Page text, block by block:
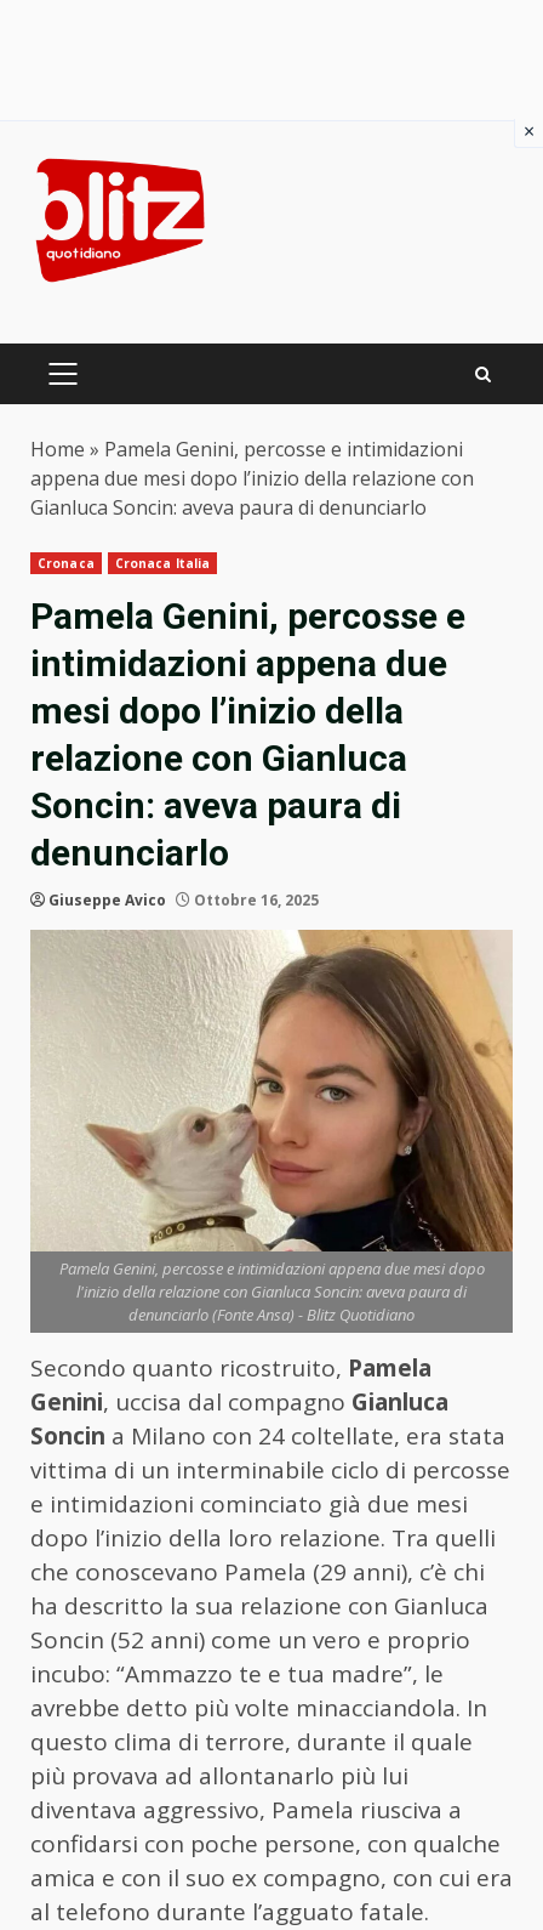
content
PRIMARY
Home » Pamela Genini, percosse e intimidazioni
appena due mesi dopo l’inizio della relazione con
Gianluca Soncin: aveva paura di denunciarlo
Cronaca Cronaca Italia
Pamela Genini, percosse e
intimidazioni appena due
mesi dopo l’inizio della
relazione con Gianluca
Soncin: aveva paura di
denunciarlo
Giuseppe Avico Ottobre 16, 2025
Pamela Genini, percosse e intimidazioni appena due mesi dopo
l'inizio della relazione con Gianluca Soncin: aveva paura di
denunciarlo (Fonte Ansa) - Blitz Quotidiano
Secondo quanto ricostruito, Pamela
Genini, uccisa dal compagno Gianluca
Soncin a Milano con 24 coltellate, era stata
vittima di un interminabile ciclo di percosse
e intimidazioni cominciato già due mesi
dopo l’inizio della loro relazione. Tra quelli
che conoscevano Pamela (29 anni), c’è chi
ha descritto la sua relazione con Gianluca
Soncin (52 anni) come un vero e proprio
incubo: “Ammazzo te e tua madre”, le
avrebbe detto più volte minacciandola. In
questo clima di terrore, durante il quale
più provava ad allontanarlo più lui
diventava aggressivo, Pamela riusciva a
confidarsi con poche persone, con qualche
amica e con il suo ex compagno, con cui era
al telefono durante l’agguato fatale.
×